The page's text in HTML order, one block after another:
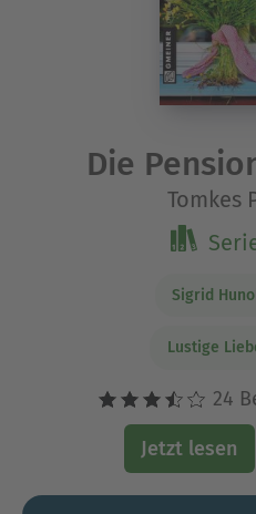
Die
Tomkes
Sigrid
Lustige
24
Jetzt lesen